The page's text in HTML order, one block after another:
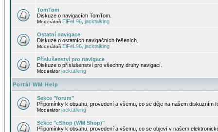
TomTom
Diskuze o navigacích TomTom.
Moderátoři EiFeL96 jacktalking
Ostatní navigace
Diskuze o ostatních navigačních řešeních.
Moderátoři EiFeL96 jacktalking
Příslušenství pro navigace
Diskuze o příslušenství pro všechny druhy navigací.
Moderátorjacktalking
Portál WM Help
Sekce "forum"
Připomínky k obsahu, provedení a všemu, co se děje na našem diskuzním
Moderátorjacktalking
Sekce "eShop (WM Shop)"
Připomínky k obsahu, provedení a všemu, co se objeví v našem